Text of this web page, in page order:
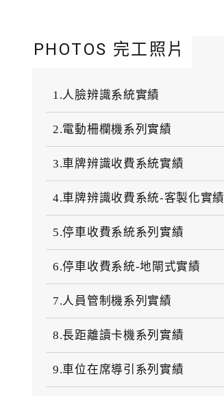
PHOTOS 完工照片
1.人臉辨識系統實績
2.電動柵欄機系列實績
3.車牌辨識收費系統實績
4.車牌辨識收費系統-客製化實績
5.停車收費系統系列實績
6.停車收費系統-地閘式實績
7.人員管制機系列實績
8.長距離讀卡機系列實績
9.車位在席導引系列實績